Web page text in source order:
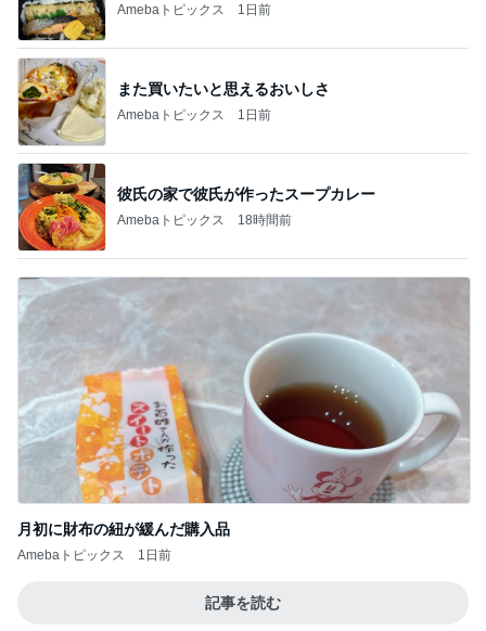
Amebaトピックス 1日前
また買いたいと思えるおいしさ
Amebaトピックス 1日前
彼氏の家で彼氏が作ったスープカレー
Amebaトピックス 18時間前
月初に財布の紐が緩んだ購入品
Amebaトピックス 1日前
記事を読む